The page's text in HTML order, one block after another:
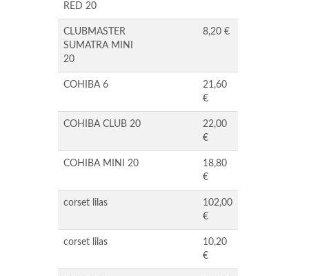
RED 20
CLUBMASTER
SUMATRA MINI
20
8,20 €
COHIBA 6
21,60
€
COHIBA CLUB 20
22,00
€
COHIBA MINI 20
18,80
€
corset lilas
102,00
€
corset lilas
10,20
€